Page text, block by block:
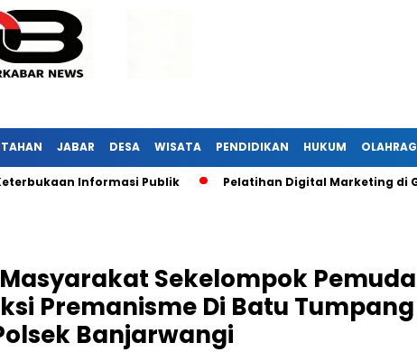
JABAR DESA WISATA PENDIDIKAN HUKUM
Informasi Publik Pelatihan Digital Marketing di
Sekelompok
Premanisme Di Batu
Banjarwangi